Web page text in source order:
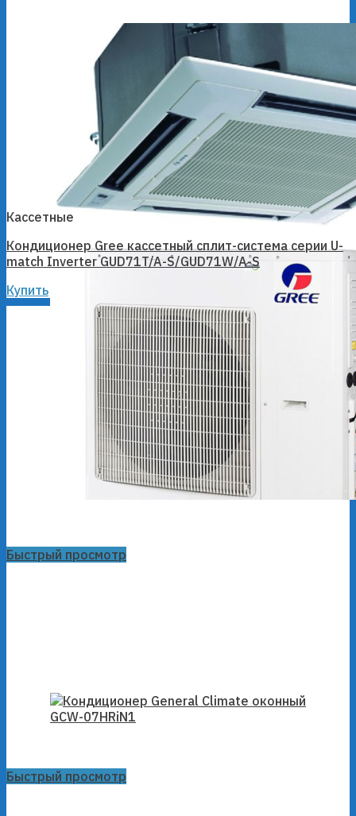
Быстрый просмотр
Кассетные
Кондиционер Gree кассетный сплит-система серии U-
match Inverter GUD71T/A-S/GUD71W/A-S
Купить
Быстрый просмотр